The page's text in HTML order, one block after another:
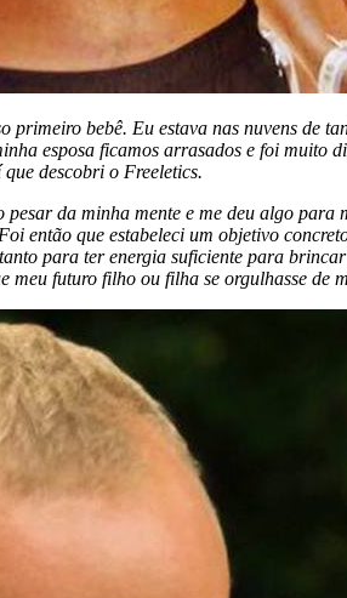
primeiro bebê. Eu estava nas nuvens de
esposa ficamos arrasados e foi
descobri o Freeletics.
da minha mente e me deu algo
então que estabeleci um objetivo
para ter energia suficiente para
futuro filho ou filha se orgulhasse de